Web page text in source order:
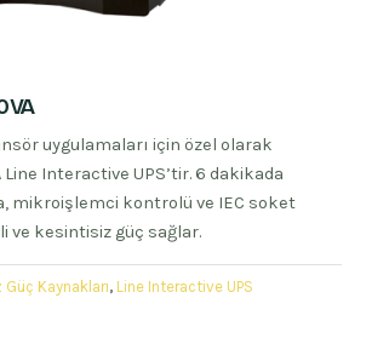
VA
uygulamaları için özel olarak
Interactive UPS’tir. 6 dakikada
mikroişlemci kontrolü ve IEC soket
ve kesintisiz güç sağlar.
Kaynakları, Line Interactive UPS